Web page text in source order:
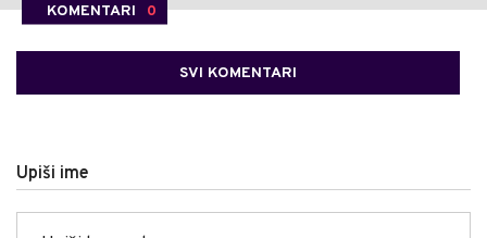
KOMENTARI 0
SVI KOMENTARI
Upiši ime